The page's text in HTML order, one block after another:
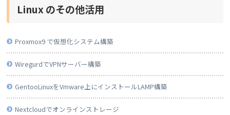
Linux のその他活用
Proxmox9 で仮想化システム構築
WiregurdでVPNサーバー構築
GentooLinuxをVmware上にインストールLAMP構築
Nextcloudでオンラインストレージ